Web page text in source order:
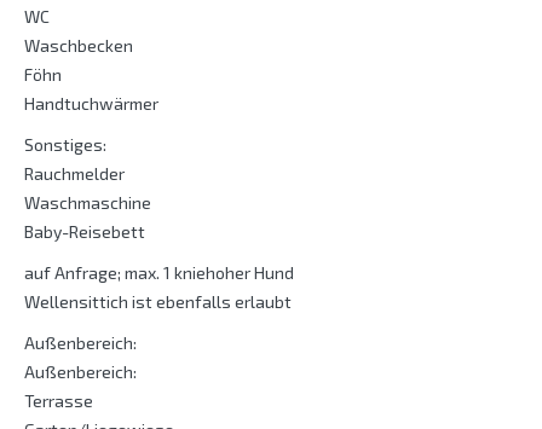
WC
Waschbecken
Föhn
Handtuchwärmer
Sonstiges:
Rauchmelder
Waschmaschine
Baby-Reisebett
auf Anfrage; max. 1 kniehoher Hund
Wellensittich ist ebenfalls erlaubt
Außenbereich:
Außenbereich:
Terrasse